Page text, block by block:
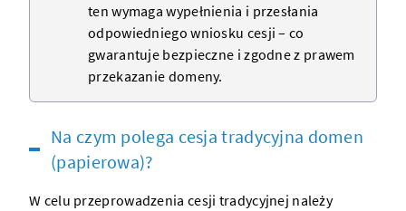
ten wymaga wypełnienia i przesłania
odpowiedniego wniosku cesji – co
gwarantuje bezpieczne i zgodne z prawem
przekazanie domeny.
Na czym polega cesja tradycyjna domen
(papierowa)?
W celu przeprowadzenia cesji tradycyjnej należy